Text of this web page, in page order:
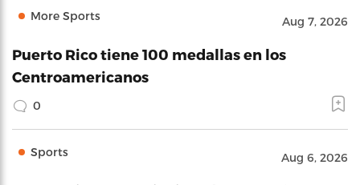
More Sports Aug 7, 2026
Puerto Rico tiene 100 medallas en los
Centroamericanos
0
Sports Aug 6, 2026